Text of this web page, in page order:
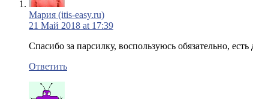
Мария (itis-easy.ru)
21 Май 2018 at 17:39
Спасибо за парсилку, воспользуюсь обязательно,
Ответить